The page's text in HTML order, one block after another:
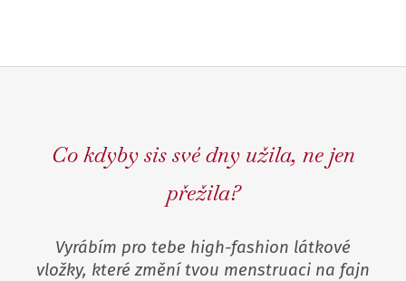
Co kdyby sis své dny užila, ne jen
přežila?
Vyrábím pro tebe high-fashion látkové
vložky, které změní tvou menstruaci na fajn